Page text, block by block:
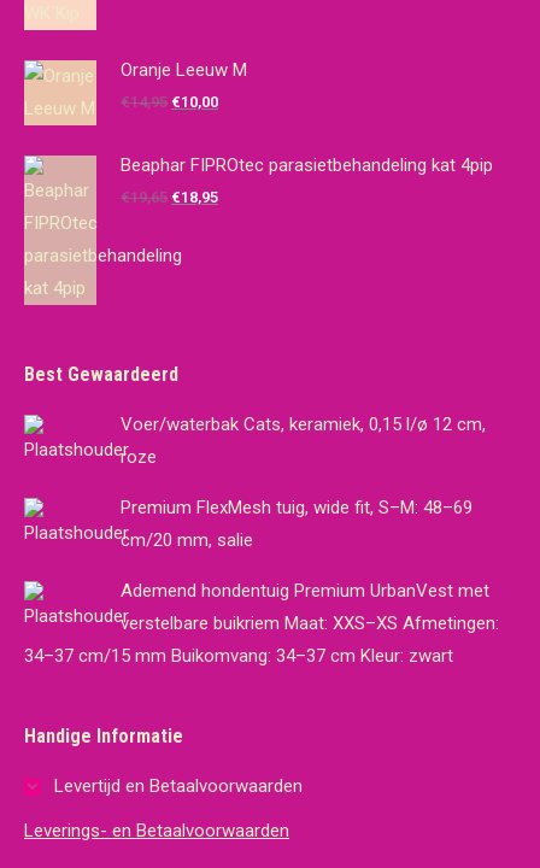
Oranje Leeuw M
€14,95 Oorspronkelijke
was:
€14,95.
€10,00Huidige
is:
€10,00.
Beaphar FIPROtec parasietbehandeling kat 4pip
€19,65 Oorspronkelijke
was:
€18,95Huidige
Best Gewaardeerd
Voer/waterbak Cats, keramiek, 0,15 l/ø 12 cm,
roze
Premium FlexMesh tuig, wide fit, S–M: 48–69
cm/20 mm, salie
Ademend hondentuig Premium UrbanVest met
verstelbare buikriem Maat: XXS–XS Afmetingen:
34–37 cm/15 mm Buikomvang: 34–37 cm Kleur: zwart
Handige Informatie
Levertijd en Betaalvoorwaarden
Leverings- en Betaalvoorwaarden